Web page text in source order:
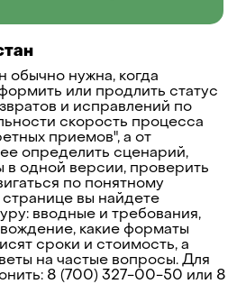
обычно нужна, когда
или продлить статус
и исправлений по
скорость процесса
приемов", а от
определить сценарий,
в одной версии, проверить
по понятному
странице вы найдете
вводные и требования,
какие форматы
сроки и стоимость, а
на частые вопросы. Для
8 (700) 327-00-50 или 8